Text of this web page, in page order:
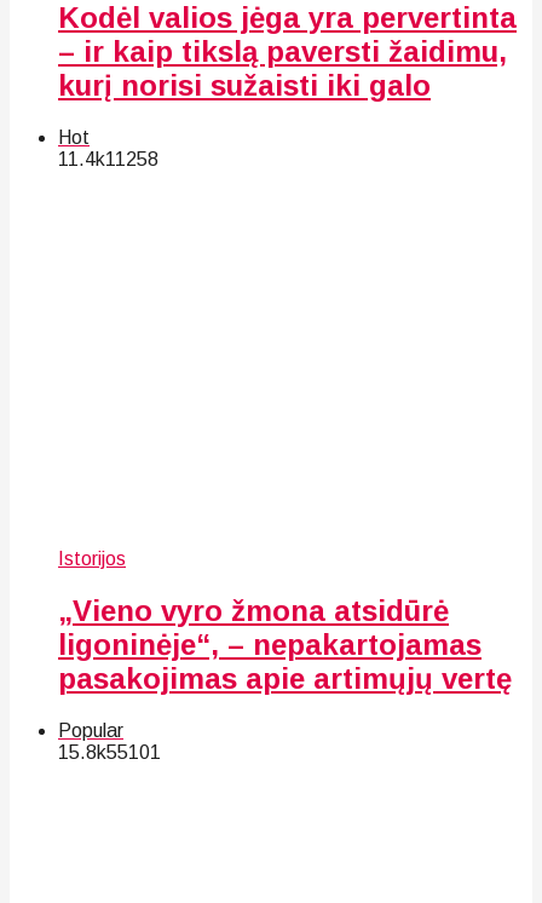
Kodėl valios jėga yra pervertinta
– ir kaip tikslą paversti žaidimu,
kurį norisi sužaisti iki galo
Hot
11.4k11258
Istorijos
„Vieno vyro žmona atsidūrė
ligoninėje“, – nepakartojamas
pasakojimas apie artimųjų vertę
Popular
15.8k55101